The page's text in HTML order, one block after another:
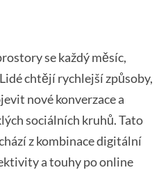
se každý měsíc,
chtějí rychlejší způsoby,
nové konverzace a
sociálních kruhů. Tato
z kombinace digitální
a touhy po online